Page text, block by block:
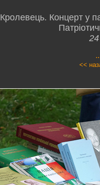
Кролевець. Концерт у
<<